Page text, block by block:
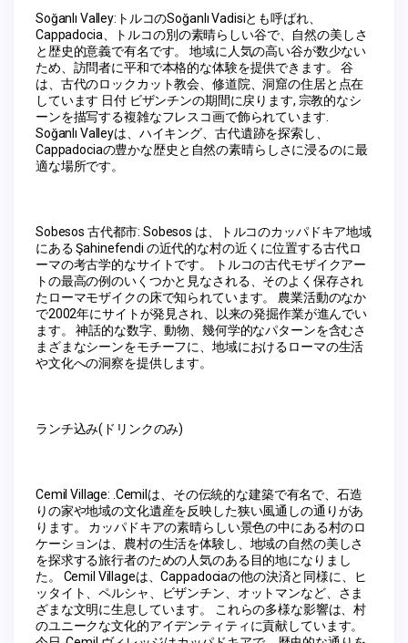
Soğanlı Valley:トルコのSoğanlı Vadisiとも呼ばれ、
Cappadocia、トルコの別の素晴らしい谷で、自然の美しさ
と歴史的意義で有名です。 地域に人気の高い谷が数少ない
ため、訪問者に平和で本格的な体験を提供できます。 谷
は、古代のロックカット教会、修道院、洞窟の住居と点在
しています 日付 ビザンチンの期間に戻ります, 宗教的なシ
ーンを描写する複雑なフレスコ画で飾られています.
Soğanlı Valleyは、ハイキング、古代遺跡を探索し、
Cappadociaの豊かな歴史と自然の素晴らしさに浸るのに最
適な場所です。
Sobesos 古代都市: Sobesos は、トルコのカッパドキア地域
にある Şahinefendi の近代的な村の近くに位置する古代ロ
ーマの考古学的なサイトです。 トルコの古代モザイクアー
トの最高の例のいくつかと見なされる、そのよく保存され
たローマモザイクの床で知られています。 農業活動のなか
で2002年にサイトが発見され、以来の発掘作業が進んでい
ます。 神話的な数字、動物、幾何学的なパターンを含むさ
まざまなシーンをモチーフに、地域におけるローマの生活
や文化への洞察を提供します。
ランチ込み(ドリンクのみ)
Cemil Village: .Cemilは、その伝統的な建築で有名で、石造
りの家や地域の文化遺産を反映した狭い風通しの通りがあ
ります。 カッパドキアの素晴らしい景色の中にある村のロ
ケーションは、農村の生活を体験し、地域の自然の美しさ
を探求する旅行者のための人気のある目的地になりまし
た。 Cemil Villageは、Cappadociaの他の決済と同様に、ヒ
ッタイト、ペルシャ、ビザンチン、オットマンなど、さま
ざまな文明に生息しています。 これらの多様な影響は、村
のユニークな文化的アイデンティティに貢献しています。